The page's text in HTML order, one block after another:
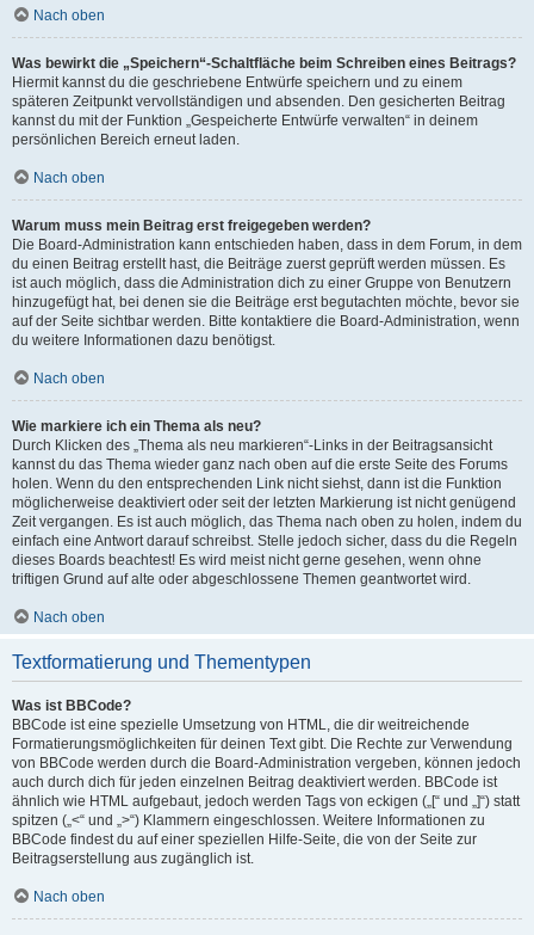
Nach oben
Was bewirkt die „Speichern“-Schaltfläche beim Schreiben eines Beitrags?
Hiermit kannst du die geschriebene Entwürfe speichern und zu einem
späteren Zeitpunkt vervollständigen und absenden. Den gesicherten Beitrag
kannst du mit der Funktion „Gespeicherte Entwürfe verwalten“ in deinem
persönlichen Bereich erneut laden.
Nach oben
Warum muss mein Beitrag erst freigegeben werden?
Die Board-Administration kann entschieden haben, dass in dem Forum, in dem
du einen Beitrag erstellt hast, die Beiträge zuerst geprüft werden müssen. Es
ist auch möglich, dass die Administration dich zu einer Gruppe von Benutzern
hinzugefügt hat, bei denen sie die Beiträge erst begutachten möchte, bevor sie
auf der Seite sichtbar werden. Bitte kontaktiere die Board-Administration, wenn
du weitere Informationen dazu benötigst.
Nach oben
Wie markiere ich ein Thema als neu?
Durch Klicken des „Thema als neu markieren“-Links in der Beitragsansicht
kannst du das Thema wieder ganz nach oben auf die erste Seite des Forums
holen. Wenn du den entsprechenden Link nicht siehst, dann ist die Funktion
möglicherweise deaktiviert oder seit der letzten Markierung ist nicht genügend
Zeit vergangen. Es ist auch möglich, das Thema nach oben zu holen, indem du
einfach eine Antwort darauf schreibst. Stelle jedoch sicher, dass du die Regeln
dieses Boards beachtest! Es wird meist nicht gerne gesehen, wenn ohne
triftigen Grund auf alte oder abgeschlossene Themen geantwortet wird.
Nach oben
Textformatierung und Thementypen
Was ist BBCode?
BBCode ist eine spezielle Umsetzung von HTML, die dir weitreichende
Formatierungsmöglichkeiten für deinen Text gibt. Die Rechte zur Verwendung
von BBCode werden durch die Board-Administration vergeben, können jedoch
auch durch dich für jeden einzelnen Beitrag deaktiviert werden. BBCode ist
ähnlich wie HTML aufgebaut, jedoch werden Tags von eckigen („[“ und „]“) statt
spitzen („<“ und „>“) Klammern eingeschlossen. Weitere Informationen zu
BBCode findest du auf einer speziellen Hilfe-Seite, die von der Seite zur
Beitragserstellung aus zugänglich ist.
Nach oben